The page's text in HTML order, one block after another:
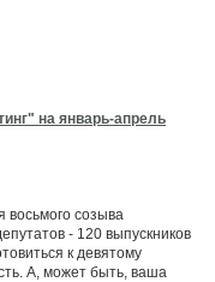
на январь-апрель
восьмого созыва
- 120 выпускников
к девятому
А, может быть, ваша